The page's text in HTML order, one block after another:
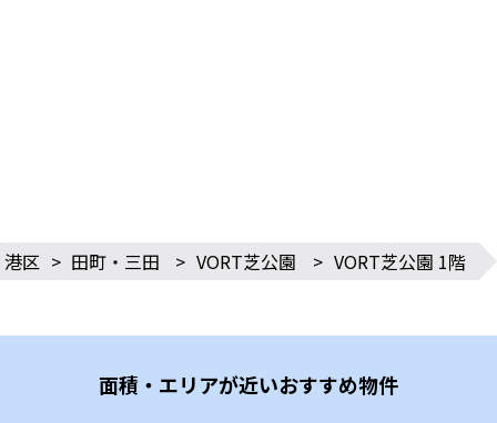
港区 > 田町・三田 > VORT芝公園 > VORT芝公園 1階
面積・エリアが近いおすすめ物件